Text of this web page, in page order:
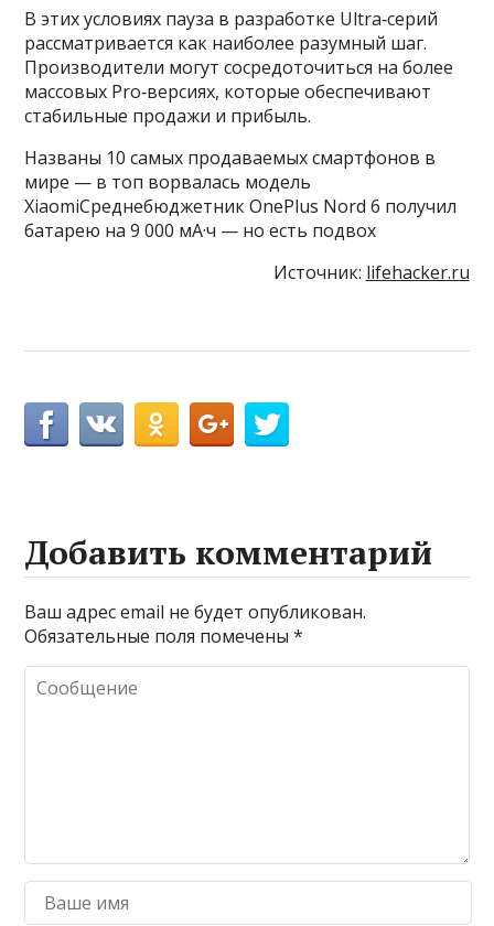
В этих условиях пауза в разработке Ultra‑серий
рассматривается как наиболее разумный шаг.
Производители могут сосредоточиться на более
массовых Pro‑версиях, которые обеспечивают
стабильные продажи и прибыль.
Названы 10 самых продаваемых смартфонов в
мире — в топ ворвалась модель
XiaomiСреднебюджетник OnePlus Nord 6 получил
батарею на 9 000 мА·ч — но есть подвох
Источник: lifehacker.ru
Добавить комментарий
Ваш адрес email не будет опубликован.
Обязательные поля помечены*